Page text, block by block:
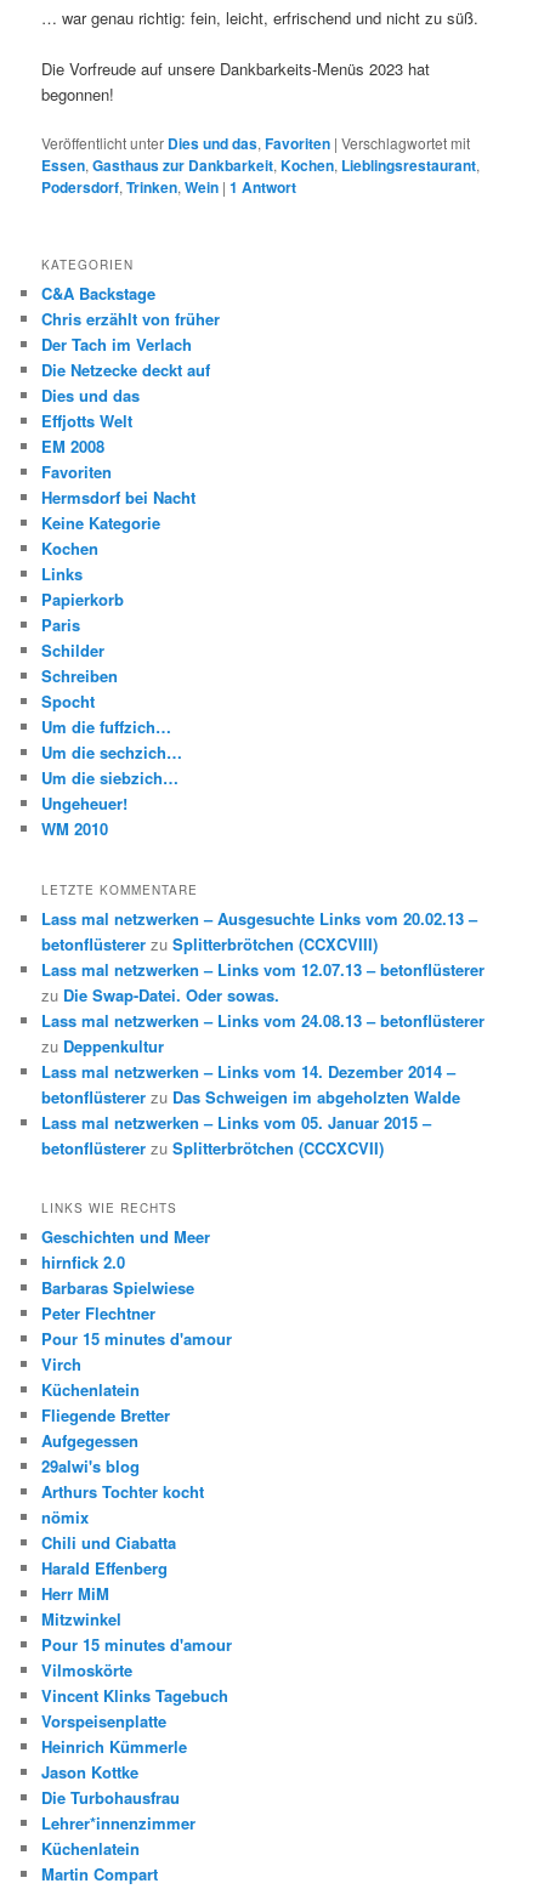
… war genau richtig: fein, leicht, erfrischend und nicht zu süß.
Die Vorfreude auf unsere Dankbarkeits-Menüs 2023 hat
begonnen!
Veröffentlicht unter Dies und das,Favoriten |Verschlagwortet mit
Essen,Gasthaus zur Dankbarkeit,Kochen, Lieblingsrestaurant,
Podersdorf,Trinken,Wein |1 Antwort
KATEGORIEN
C&A Backstage
Chris erzählt von früher
Der Tach im Verlach
Die Netzecke deckt auf
Dies und das
Effjotts Welt
EM 2008
Favoriten
Hermsdorf bei Nacht
Keine Kategorie
Kochen
Links
Papierkorb
Paris
Schilder
Schreiben
Spocht
Um die fuffzich…
Um die sechzich…
Um die siebzich…
Ungeheuer!
WM 2010
LETZTE KOMMENTARE
Lass mal netzwerken – Ausgesuchte Links vom 20.02.13 –
betonflüsterer zuSplitterbrötchen (CCXCVIII)
Lass mal netzwerken – Links vom 12.07.13 – betonflüsterer
zu Die Swap-Datei. Oder sowas.
Lass mal netzwerken – Links vom 24.08.13 – betonflüsterer
zu Deppenkultur
Lass mal netzwerken – Links vom 14. Dezember 2014 –
betonflüsterer zu Das Schweigen im abgeholzten Walde
Lass mal netzwerken – Links vom 05. Januar 2015 –
betonflüsterer zuSplitterbrötchen (CCCXCVII)
LINKS WIE RECHTS
Geschichten und Meer
hirnfick 2.0
Barbaras Spielwiese
Peter Flechtner
Pour 15 minutes d'amour
Virch
Küchenlatein
Fliegende Bretter
Aufgegessen
29alwi's blog
Arthurs Tochter kocht
nömix
Chili und Ciabatta
Harald Effenberg
Herr MiM
Mitzwinkel
Pour 15 minutes d'amour
Vilmoskörte
Vincent Klinks Tagebuch
Vorspeisenplatte
Heinrich Kümmerle
Jason Kottke
Die Turbohausfrau
Lehrer*innenzimmer
Küchenlatein
Martin Compart